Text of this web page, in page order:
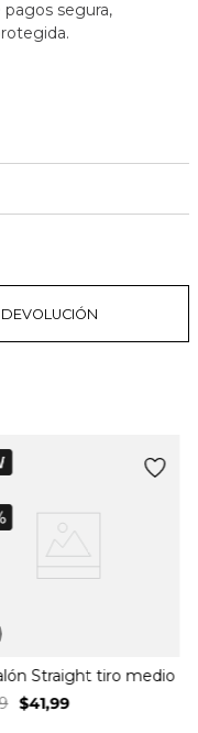
segura,
Straight tiro medio
$41,99